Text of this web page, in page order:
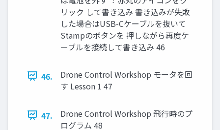
リック して書き込み 書き込みが失敗
した場合はUSB-Cケーブルを抜いて
Stampのボタンを 押しながら再度ケ
ーブルを接続して書き込み 46
46.
Drone Control Workshop モータを回
す Lesson 1 47
47.
Drone Control Workshop ⾶⾏時のプ
ログラム 48